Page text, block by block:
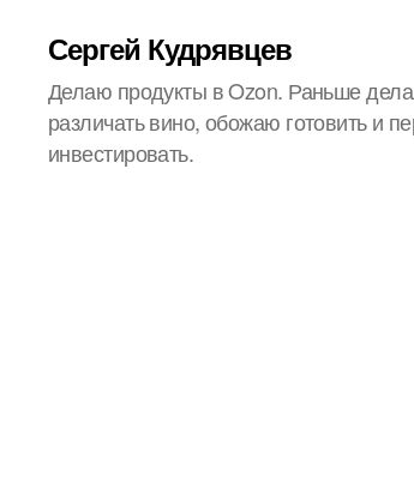
Сергей Кудрявцев
Делаю продукты в Ozon. Раньше
различать вино, обожаю готовить и
инвестировать.